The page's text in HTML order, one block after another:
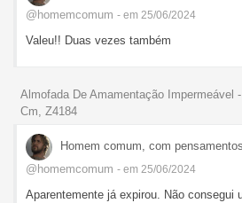
@homemcomum - em 25/06/2024
Valeu!! Duas vezes também
Almofada De Amamentação Impermeável
Cm, Z4184
Homem comum, com
@homemcomum - em 25/06/2024
Aparentemente já expirou. Não consegui